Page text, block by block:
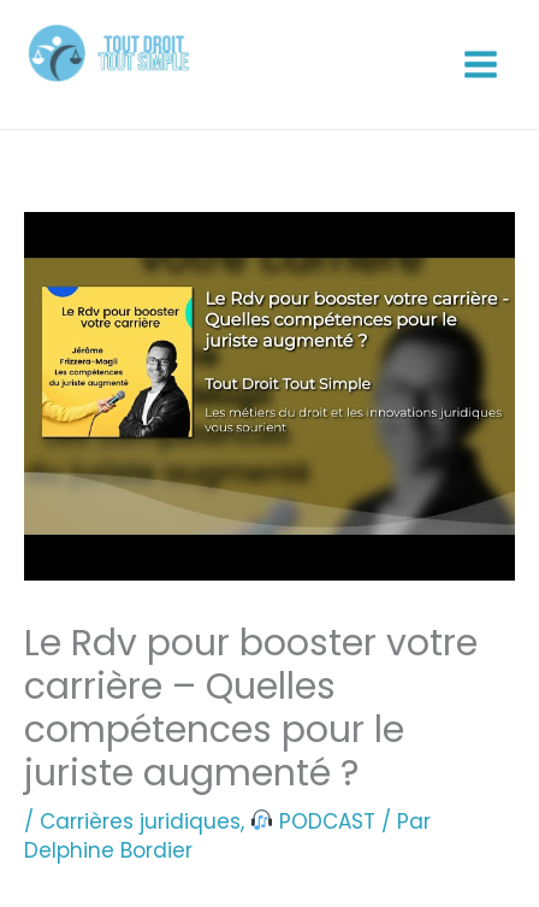
contenu
Le Rdv pour booster votre
carrière – Quelles
compétences pour le
juriste augmenté ?
/ Carrières juridiques, PODCAST / Par
Delphine Bordier